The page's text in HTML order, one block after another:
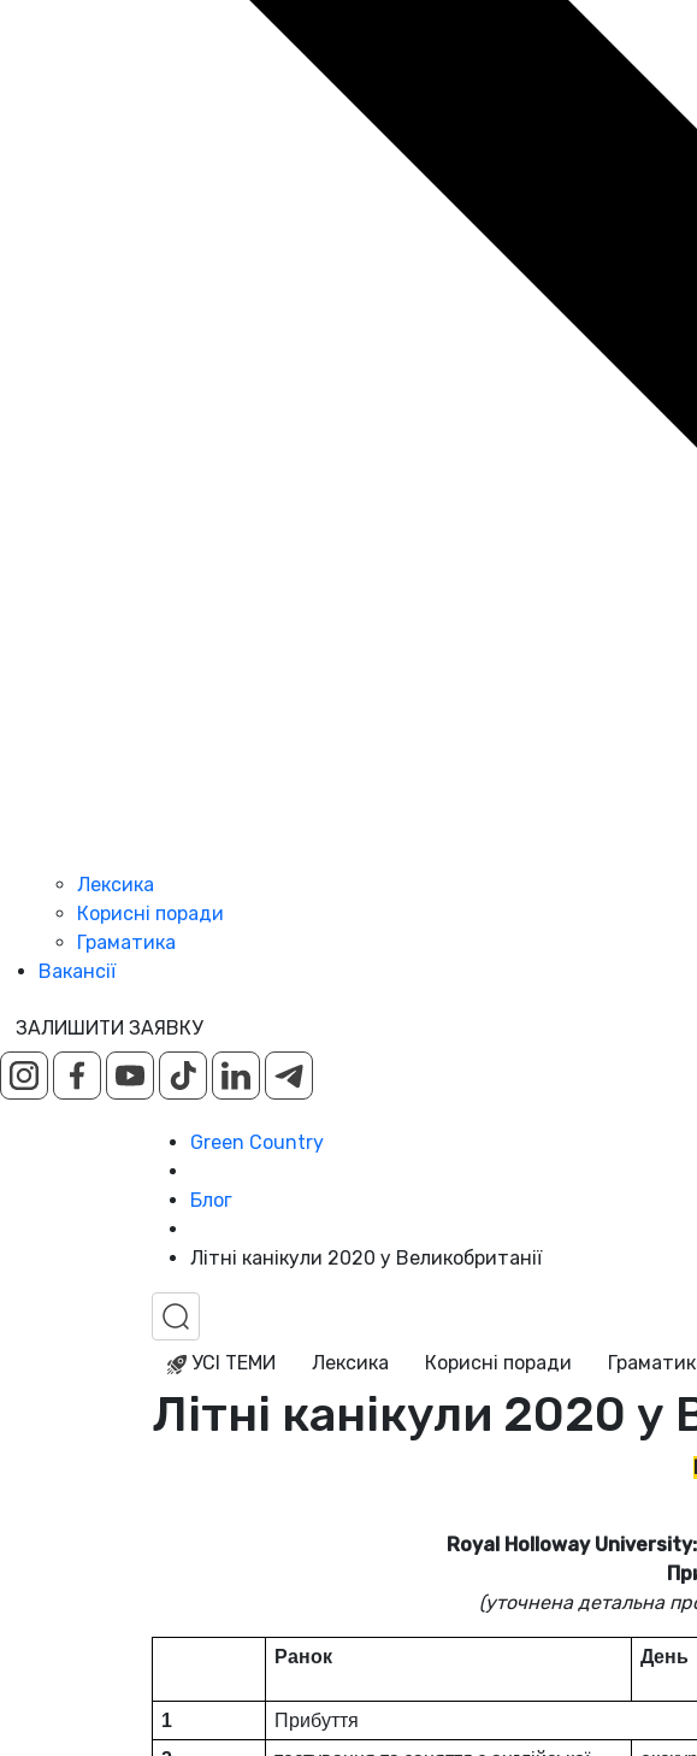
Лексика
Корисні поради
Граматика
Вакансії
ЗАЛИШИТИ ЗАЯВКУ
Green Country
Блог
Літні канікули 2020 у Великобританії
УСІ ТЕМИ Лексика Корисні поради
Літні канікули 2020 у
Royal Holloway
(уточнена детальна
Ранок День
1 Прибуття